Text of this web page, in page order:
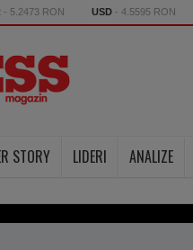
- 5.2473 RON USD - 4.5595 RON
STORY LIDERI ANALIZE